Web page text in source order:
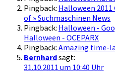
Pingback: Halloween 2011
of » Suchmaschinen News
Pingback: Halloween -
Halloween - OCEPARX
Pingback: Amazing time-
Bernhardsagt:
31.10.2011 um 10:40 Uhr